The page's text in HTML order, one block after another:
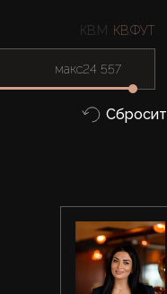
КВ.М КВ.ФУТ
макс